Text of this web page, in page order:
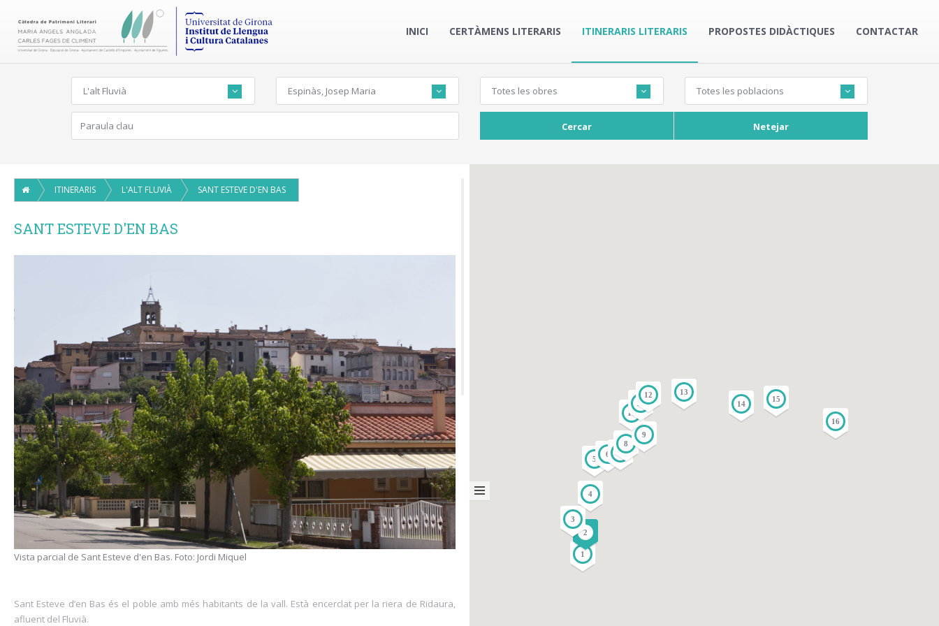
INICI CERTÀMENS LITERARIS ITINERARIS LITERARIS PROPOSTES DIDÀCTIQUES CONTACTAR
L'alt Fluvià Espinàs, Josep Maria Totes les obres Totes les poblacions
Cercar Netejar
1
2
3
4
5
6 7
8
9
10
11
12
13
14
15
16
ITINERARIS L'ALT FLUVIÀ SANT ESTEVE D'EN BAS
SANT ESTEVE D'EN BAS
Vista parcial de Sant Esteve d'en Bas. Foto: Jordi Miquel
Sant Esteve d’en Bas és el poble amb més habitants de la vall. Està encerclat per la riera de Ridaura,
afluent del Fluvià.